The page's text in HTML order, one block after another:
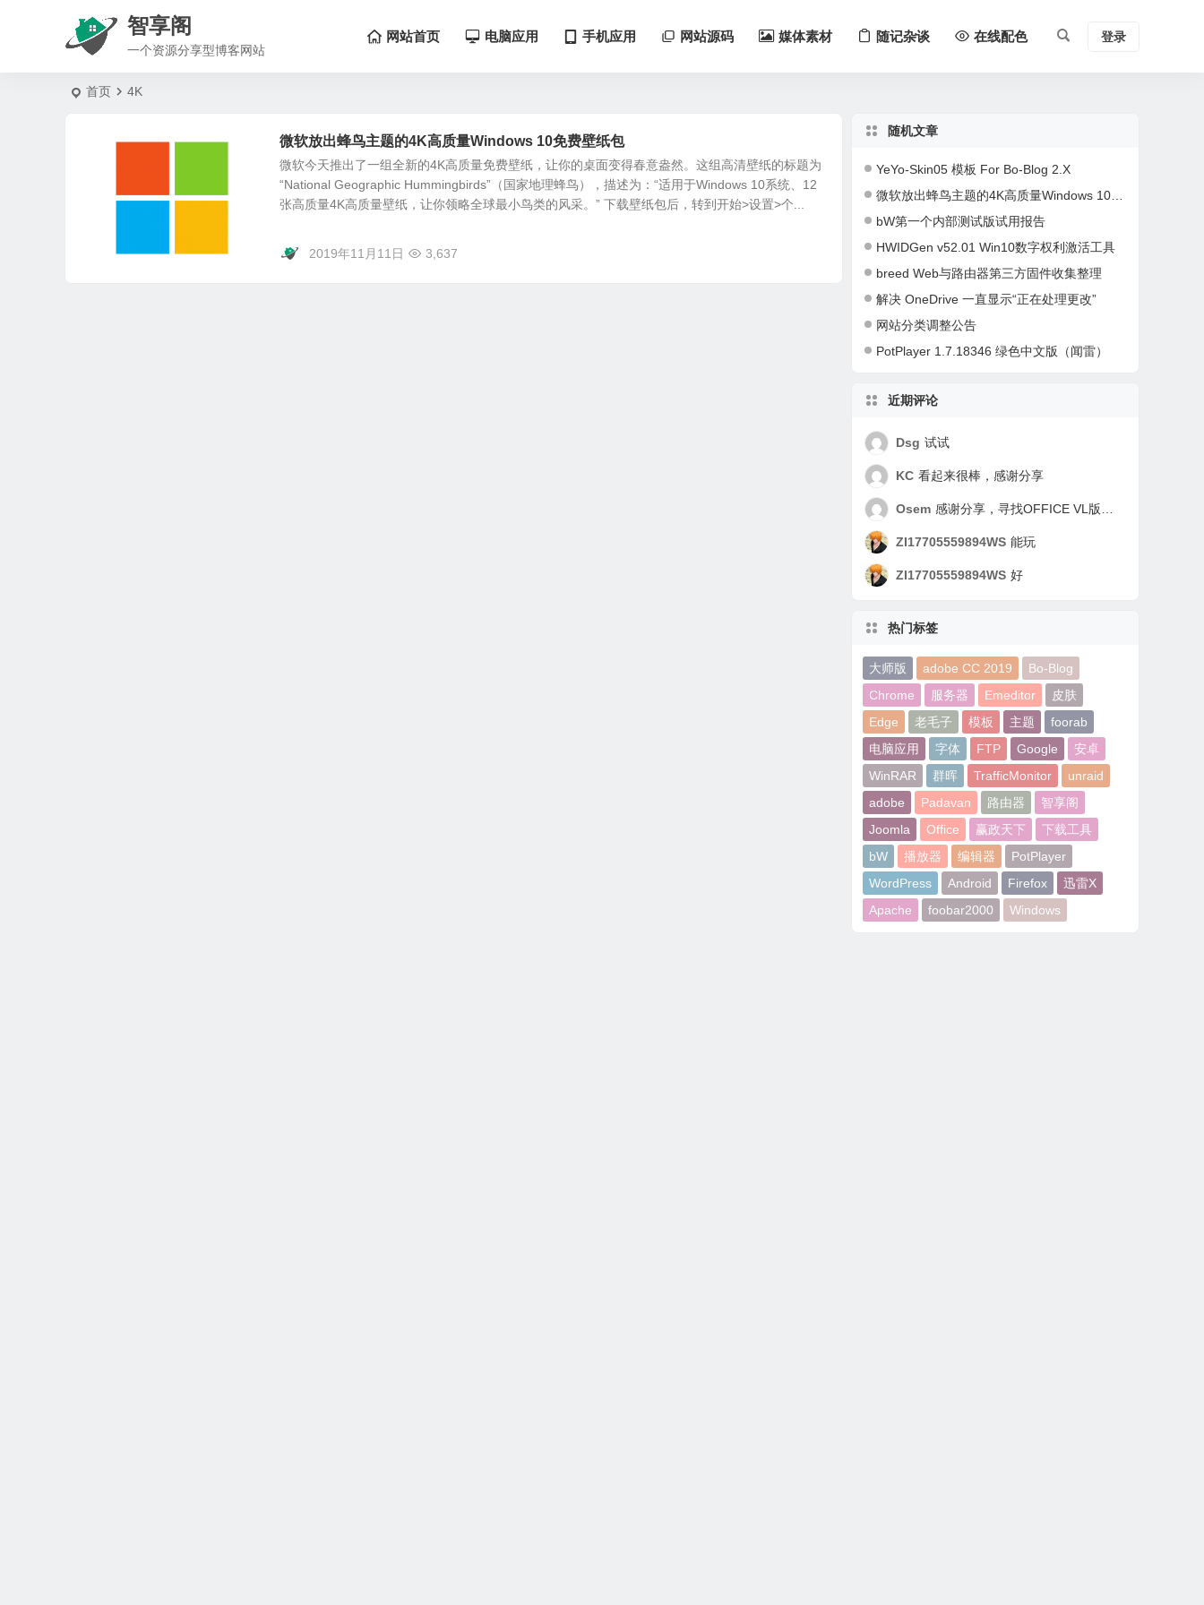
智享阁
一个资源分享型博客网站
网站首页 电脑应用 手机应用 网站源码 媒体素材 随记杂谈 在线配色 登录
首页 4K
微软放出蜂鸟主题的4K高质量Windows 10免费壁纸包
微软今天推出了一组全新的4K高质量免费壁纸，让你的桌面变得春意盎然。这组高清壁纸的标题为
“National Geographic Hummingbirds”（国家地理蜂鸟），描述为：“适用于Windows 10系统、12
张高质量4K高质量壁纸，让你领略全球最小鸟类的风采。” 下载壁纸包后，转到开始>设置>个...
2019年11月11日 3,637
随机文章
YeYo-Skin05 模板 For Bo-Blog 2.X
微软放出蜂鸟主题的4K高质量Windows 10免费壁纸包
bW第一个内部测试版试用报告
HWIDGen v52.01 Win10数字权利激活工具
breed Web与路由器第三方固件收集整理
解决 OneDrive 一直显示“正在处理更改”
网站分类调整公告
PotPlayer 1.7.18346 绿色中文版（闻雷）
近期评论
Dsg 试试
KC 看起来很棒，感谢分享
Osem 感谢分享，寻找OFFICE VL版好久了，谢谢！
ZI17705559894WS 能玩
ZI17705559894WS 好
热门标签
大师版 adobe CC 2019
Bo-Blog
Chrome
服务器 Emeditor
皮肤
Edge
老毛子 模板 主题
foorab
电脑应用
字体 FTP Google
安卓
WinRAR
群晖 TrafficMonitor
unraid
adobe
Padavan 路由器
智享阁
Joomla
Office 赢政天下
下载工具
bW
播放器 编辑器
PotPlayer
WordPress
Android Firefox
迅雷X
Apache
foobar2000 Windows